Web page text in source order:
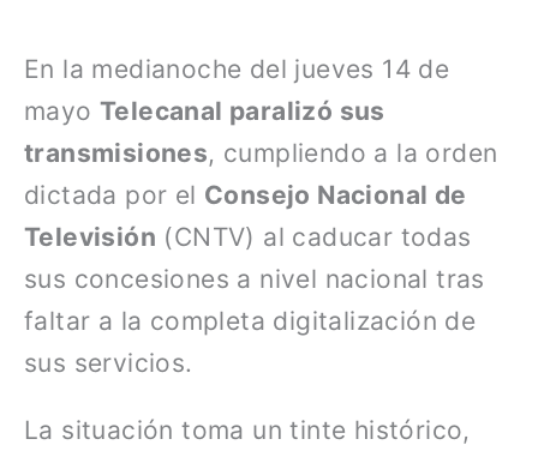
En la medianoche del jueves 14 de
mayo Telecanal paralizó sus
transmisiones, cumpliendo a la orden
dictada por el Consejo Nacional de
Televisión (CNTV) al caducar todas
sus concesiones a nivel nacional tras
faltar a la completa digitalización de
sus servicios.
La situación toma un tinte histórico,